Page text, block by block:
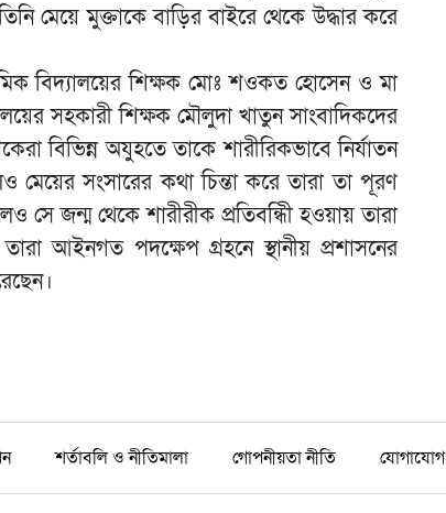
মেয়ে মুক্তাকে বাড়ির বাইরে থেকে উদ্ধার করে
বিদ্যালয়ের শিক্ষক মোঃ শওকত হোসেন ও মা
সহকারী শিক্ষক মৌলুদা খাতুন সাংবাদিকদের
বিভিন্ন অযুহতে তাকে শারীরিকভাবে নির্যাতন
সংসারের কথা চিন্তা করে তারা তা পূরণ
জন্ম থেকে শারীরীক প্রতিবন্ধিী হওয়ায় তারা
আইনগত পদক্ষেপ গ্রহনে স্থানীয় প্রশাসনের
শর্তাবলি ও নীতিমালা গোপনীয়তা নীতি যোগাযোগ